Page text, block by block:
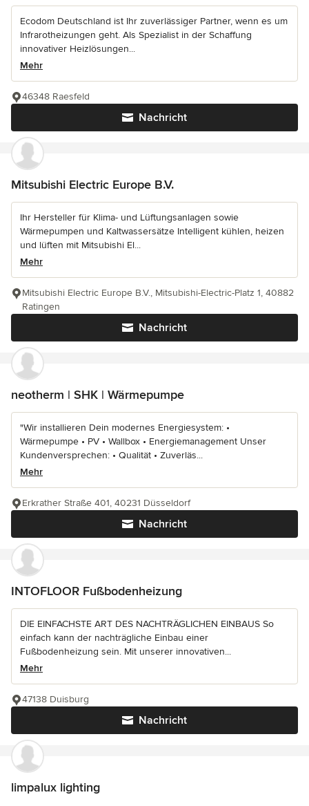
Ecodom Deutschland ist Ihr zuverlässiger Partner, wenn es um
Infrarotheizungen geht. Als Spezialist in der Schaffung
innovativer Heizlösungen...
Mehr
Nachricht
46348 Raesfeld
Mitsubishi Electric Europe B.V.
Ihr Hersteller für Klima- und Lüftungsanlagen sowie
Wärmepumpen und Kaltwassersätze Intelligent kühlen, heizen
und lüften mit Mitsubishi El...
Mehr
Nachricht
Mitsubishi Electric Europe B.V., Mitsubishi-Electric-Platz 1, 40882
Ratingen
neotherm | SHK | Wärmepumpe
"Wir installieren Dein modernes Energiesystem: •
Wärmepumpe • PV • Wallbox • Energiemanagement Unser
Kundenversprechen: • Qualität • Zuverläs...
Mehr
Nachricht
Erkrather Straße 401, 40231 Düsseldorf
INTOFLOOR Fußbodenheizung
DIE EINFACHSTE ART DES NACHTRÄGLICHEN EINBAUS So
einfach kann der nachträgliche Einbau einer
Fußbodenheizung sein. Mit unserer innovativen...
Mehr
Nachricht
47138 Duisburg
limpalux lighting